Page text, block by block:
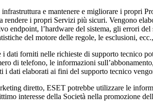
e mantenere e migliorare i propri
i propri Servizi più sicuri. Vengono
endpoint, l’hardware del sistema, gli errori
del motore delle regole, le esclusioni,
forniti nelle richieste di supporto tecnico
di telefono, le informazioni
dati elaborati ai fini del supporto tecnico
diretto, ESET potrebbe utilizzare le
interesse della Società nella promozione